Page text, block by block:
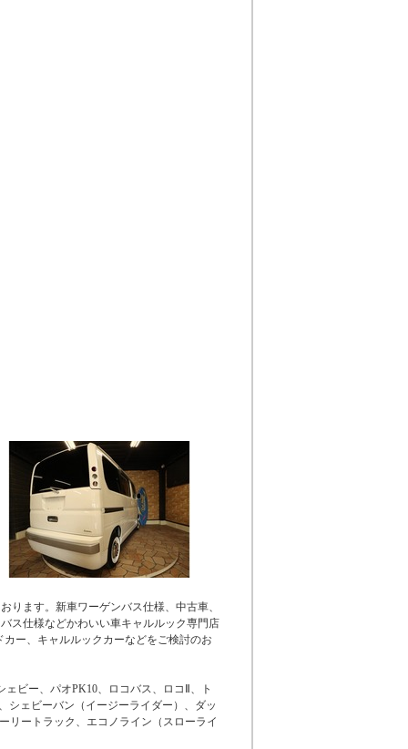
ります。新車ワーゲンバス仕様、中古車、
ス仕様などかわいい車キャルルック専門店
ー、キャルルックカーなどをご検討のお
ビー、パオPK10、ロコバス、ロコⅡ、ト
シェビーバン（イージーライダー）、ダッ
リートラック、エコノライン（スローライ